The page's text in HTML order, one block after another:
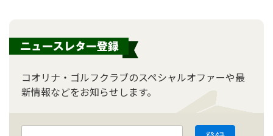
コオリナ・ゴルフクラブのスペシャルオファーや最
新情報などをお知らせします。